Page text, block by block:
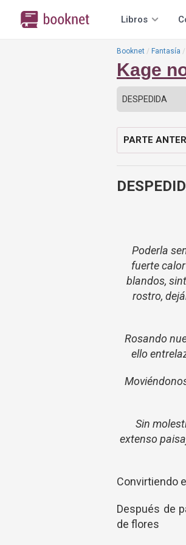
Libros
Booknet Fantasía
Kage
PARTE
Poderla
fuerte
blandos,
rostro,
Rosando
ello
Sin
extenso
Convirtiendo
Después de
de flores